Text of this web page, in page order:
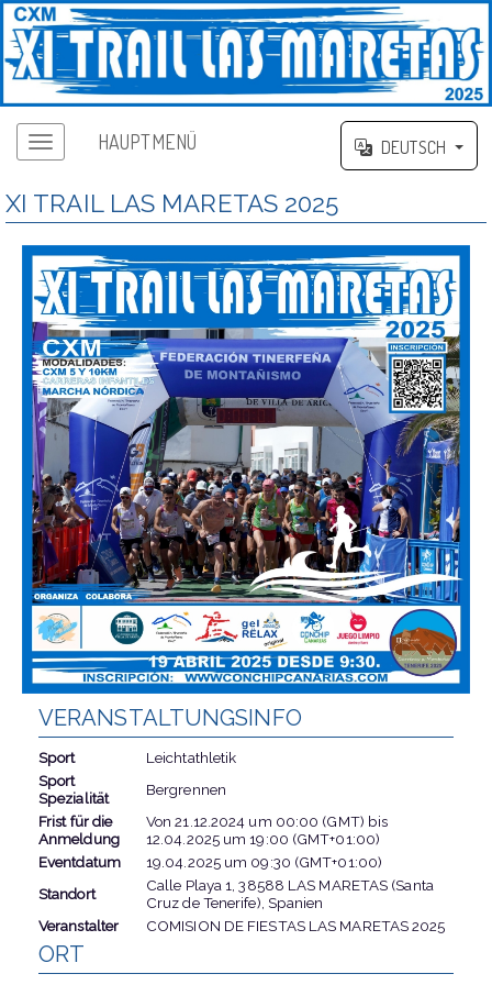
HAUPTMENÜ DEUTSCH
XI TRAIL LAS MARETAS 2025
VERANSTALTUNGSINFO
Sport
Leichtathletik
Sport
Spezialität
Bergrennen
Frist für die
Anmeldung
Von21.12.2024 um 00:00 (GMT) bis
12.04.2025um19:00 (GMT+01:00)
Eventdatum
19.04.2025um 09:30 (GMT+01:00)
Standort
Calle Playa 1, 38588 LAS MARETAS (Santa
Cruz de Tenerife), Spanien
Veranstalter
COMISION DE FIESTAS LAS MARETAS 2025
ORT